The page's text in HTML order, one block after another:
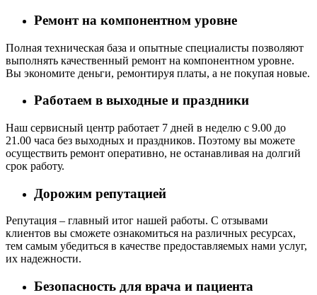
Ремонт на компонентном уровне
Полная техническая база и опытные специалисты позволяют
выполнять качественный ремонт на компонентном уровне.
Вы экономите деньги, ремонтируя платы, а не покупая новые.
Работаем в выходные и праздники
Наш сервисный центр работает 7 дней в неделю с 9.00 до
21.00 часа без выходных и праздников. Поэтому вы можете
осуществить ремонт оперативно, не останавливая на долгий
срок работу.
Дорожим репутацией
Репутация – главный итог нашей работы. С отзывами
клиентов вы сможете ознакомиться на различных ресурсах,
тем самым убедиться в качестве предоставляемых нами услуг,
их надежности.
Безопасность для врача и пациента